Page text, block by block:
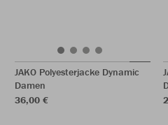
JAKO Polyesterjacke Dynamic
Damen
36,00 €